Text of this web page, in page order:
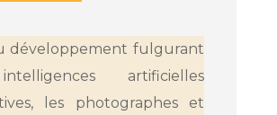
développement fulgurant
artificielles
les photographes et